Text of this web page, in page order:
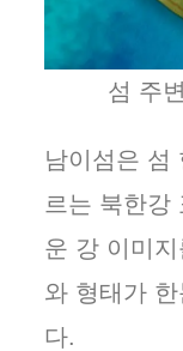
섬 주
남이섬은 섬
르는 북한강
운 강 이미
와 형태가
다.